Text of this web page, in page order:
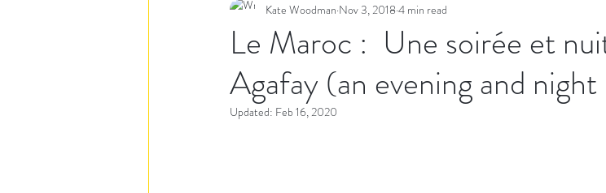
Le Maroc : Une soirée et
Agafay (an evening and
Kate Woodman Nov 3, 2018 4 min read
Updated: Feb 16, 2020